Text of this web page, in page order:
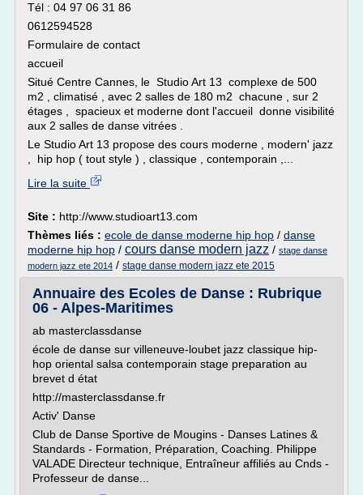
Tél : 04 97 06 31 86
0612594528
Formulaire de contact
accueil
Situé Centre Cannes, le Studio Art 13 complexe de 500
m2 , climatisé , avec 2 salles de 180 m2 chacune , sur 2
étages , spacieux et moderne dont l'accueil donne visibilité
aux 2 salles de danse vitrées .
Le Studio Art 13 propose des cours moderne , modern' jazz
, hip hop ( tout style ) , classique , contemporain ,...
Lire la suite
Site : http://www.studioart13.com
Thèmes liés : ecole de danse moderne hip hop / danse
moderne hip hop / cours danse modern jazz / stage danse
modern jazz ete 2014 / stage danse modern jazz ete 2015
Annuaire des Ecoles de Danse : Rubrique
06 - Alpes-Maritimes
ab masterclassdanse
école de danse sur villeneuve-loubet jazz classique hip-
hop oriental salsa contemporain stage preparation au
brevet d état
http://masterclassdanse.fr
Activ' Danse
Club de Danse Sportive de Mougins - Danses Latines &
Standards - Formation, Préparation, Coaching. Philippe
VALADE Directeur technique, Entraîneur affiliés au Cnds -
Professeur de danse...